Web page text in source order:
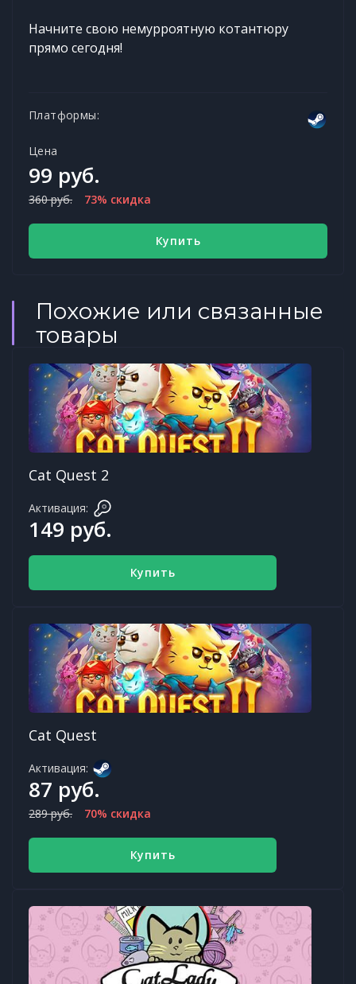
Начните свою немурроятную котантюру
прямо сегодня!
Платформы:
Цена
99 руб.
360 руб. 73% скидка
Купить
Похожие или связанные
товары
Cat Quest 2
Активация:
149 руб.
Купить
Cat Quest
Активация:
87 руб.
289 руб. 70% скидка
Купить